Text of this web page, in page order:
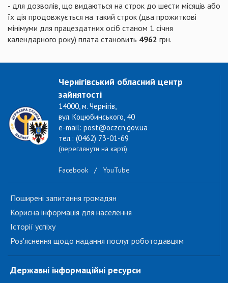
- для дозволів, що видаються на строк до шести місяців або
їх дія продовжується на такий строк (два прожиткові
мінімуми для працездатних осіб станом 1 січня
календарного року) плата становить 4962 грн.
Чернігівський обласний центр
зайнятості
14000, м. Чернігів,
вул. Коцюбинського, 40
e-mail: post@oczcn.gov.ua
тел.: (0462) 73-01-69
(переглянути на карті)
Facebook / YouTube
Поширені запитання громадян
Корисна інформація для населення
Історії успіху
Роз'яснення щодо надання послуг роботодавцям
Державні інформаційні ресурси